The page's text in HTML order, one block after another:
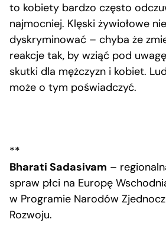
to kobiety bardzo często
najmocniej. Klęski żywiołowe
dyskryminować – chyba że
reakcje tak, by wziąć pod
skutki dla mężczyzn i kobiet.
może o tym poświadczyć.
**
Bharati Sadasivam –
spraw płci na Europę
w Programie Narodów
Rozwoju.